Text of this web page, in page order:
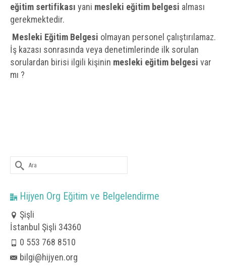
eğitim sertifikası yani mesleki eğitim belgesi alması
gerekmektedir.
Mesleki Eğitim Belgesi olmayan personel çalıştırılamaz.
İş kazası sonrasında veya denetimlerinde ilk sorulan
sorulardan birisi ilgili kişinin mesleki eğitim belgesi var
mı ?
Şunu
ara:
Hijyen Org Eğitim ve Belgelendirme
Şişli
İstanbul Şişli 34360
0 553 768 8510
bilgi@hijyen.org